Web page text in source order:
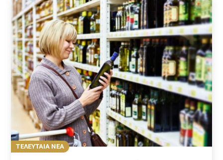
ΤΕΛΕΥΤΑΙΑ ΝΕΑ